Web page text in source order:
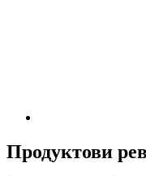
Продуктови